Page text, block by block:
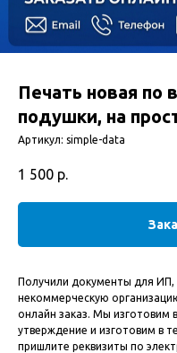
Печать новая по
подушки, на
Артикул: simple-data
1 500 р.
Получили документы для
некоммерческую
онлайн заказ. Мы изготовим
утверждение и изготовим в
пришлите реквизиты по